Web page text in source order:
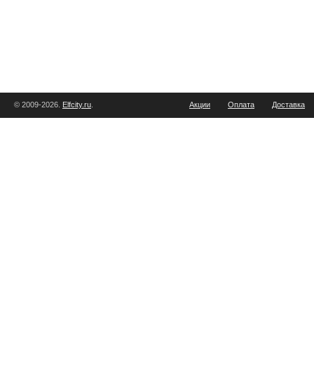
© 2009-2026. Elfcity.ru Акции Оплата Доставка